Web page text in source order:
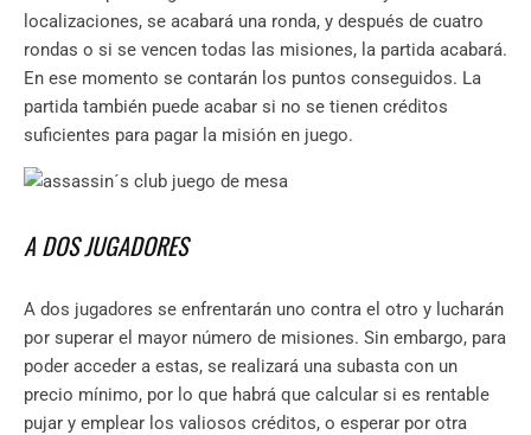
localizaciones, se acabará una ronda, y después de cuatro
rondas o si se vencen todas las misiones, la partida acabará.
En ese momento se contarán los puntos conseguidos. La
partida también puede acabar si no se tienen créditos
suficientes para pagar la misión en juego.
A DOS JUGADORES
A dos jugadores se enfrentarán uno contra el otro y lucharán
por superar el mayor número de misiones. Sin embargo, para
poder acceder a estas, se realizará una subasta con un
precio mínimo, por lo que habrá que calcular si es rentable
pujar y emplear los valiosos créditos, o esperar por otra